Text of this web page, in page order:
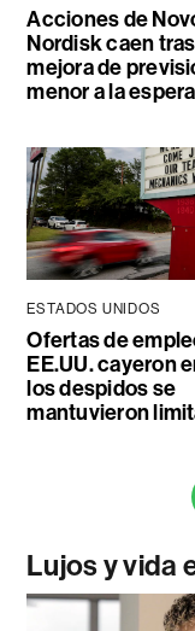
Acciones de
Nordisk caen
mejora de
menor a la
ESTADOS UNIDOS
Ofertas de
EE.UU. cayeron
los despidos se
mantuvieron
Lujos y vida